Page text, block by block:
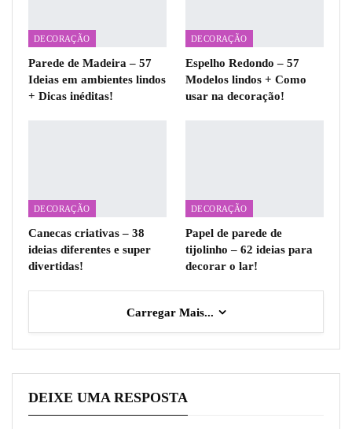
DECORAÇÃO
Parede de Madeira – 57
Ideias em ambientes lindos
+ Dicas inéditas!
DECORAÇÃO
Espelho Redondo – 57
Modelos lindos + Como
usar na decoração!
DECORAÇÃO
Canecas criativas – 38
ideias diferentes e super
divertidas!
DECORAÇÃO
Papel de parede de
tijolinho – 62 ideias para
decorar o lar!
Carregar Mais...
DEIXE UMA RESPOSTA